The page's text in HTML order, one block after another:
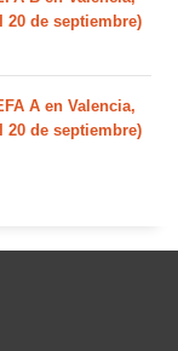
de septiembre)
A en Valencia,
de septiembre)